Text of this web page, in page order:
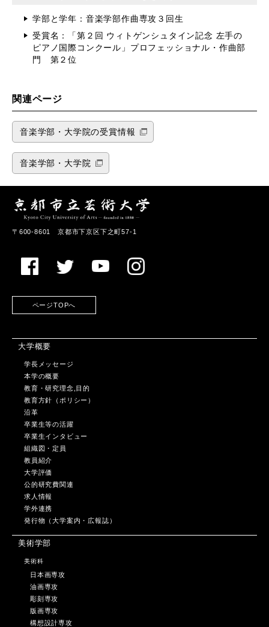
学部と学年：音楽学部作曲専攻３回生
受賞名：「第２回 ウィトゲンシュタイン記念 左手の
ピアノ国際コンクール」プロフェッショナル・作曲部
⾨ 第２位
関連ページ
音楽学部・大学院の受賞情報
音楽学部・大学院
〒600-8601 京都市下京区下之町57-1
ページTOPへ
大学概要
学長メッセージ
本学の概要
教育・研究理念,目的
教育方針（ポリシー）
沿革
卒業生等の活躍
卒業生インタビュー
組織図・定員
教員紹介
大学評価
公的研究費関連
求人情報
学外連携
発行物（大学案内・広報誌）
美術学部
美術科
日本画専攻
油画専攻
彫刻専攻
版画専攻
構想設計専攻